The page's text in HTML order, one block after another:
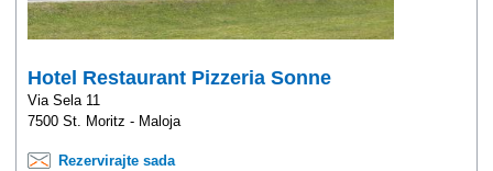
Hotel Restaurant Pizzeria Sonne
Via Sela 11
7500 St. Moritz - Maloja
Rezervirajte sada